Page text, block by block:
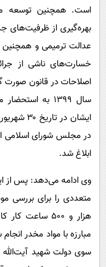
است. همچنین توسعه
بهره‌گیری از ظرفیت‌های
عدالت ترمیمی و همچنین
خسارت‌های ناشی از
اصلاحات در قانون صورت
سال ۱۳۹۹ به
در مجلس شورای اسلامی
ابلاغ شد.
وی ادامه می‌دهد: پس از
هزار و ۵۰۰
مبارزه با مواد مخدر
سوی دولت شهید